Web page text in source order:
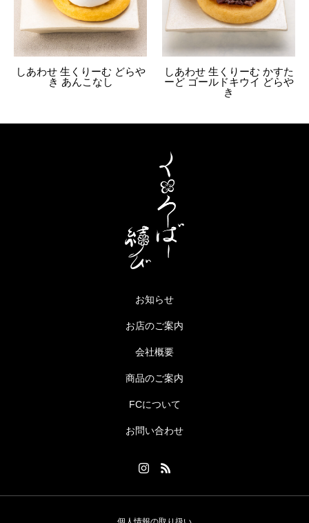
しあわせ 生くりーむ どらや
き あんこなし
しあわせ 生くりーむ かすた
ーど ゴールドキウイ どらや
き
お知らせ
お店のご案内
会社概要
商品のご案内
FCについて
お問い合わせ